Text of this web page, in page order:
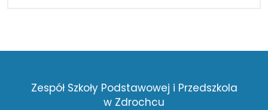
Zespół Szkoły Podstawowej i Przedszkola
w Zdrochcu